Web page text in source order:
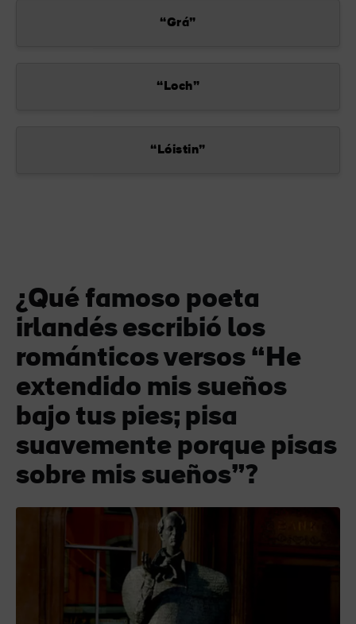
“Grá”
“Loch”
“Lóistin”
¿Qué famoso poeta
irlandés escribió los
románticos versos “He
extendido mis sueños
bajo tus pies; pisa
suavemente porque pisas
sobre mis sueños”?